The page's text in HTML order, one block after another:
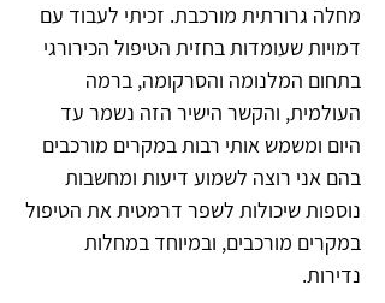
מחלה גרורתית מורכבת. זכיתי לעבוד עם
דמויות שעומדות בחזית הטיפול הכירורגי
בתחום המלנומה והסרקומה, ברמה
העולמית, והקשר הישיר הזה נשמר עד
היום ומשמש אותי רבות במקרים מורכבים
בהם אני רוצה לשמוע דיעות ומחשבות
נוספות שיכולות לשפר דרמטית את הטיפול
במקרים מורכבים, ובמיוחד במחלות
נדירות.